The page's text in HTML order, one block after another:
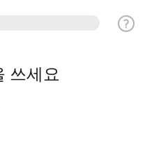
쓰세요